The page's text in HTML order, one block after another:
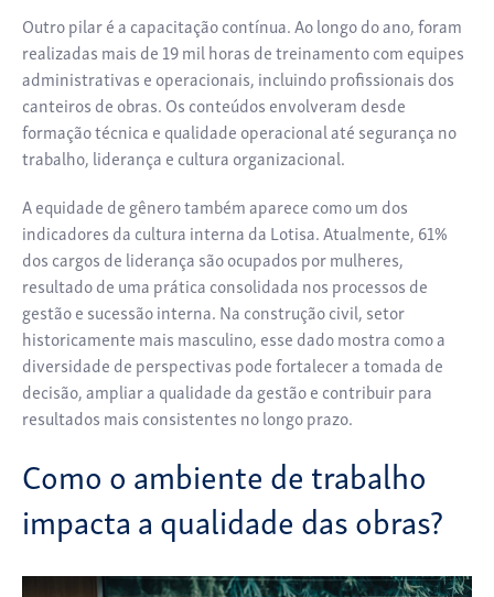
Outro pilar é a capacitação contínua. Ao longo do ano, foram
realizadas mais de 19 mil horas de treinamento com equipes
administrativas e operacionais, incluindo profissionais dos
canteiros de obras. Os conteúdos envolveram desde
formação técnica e qualidade operacional até segurança no
trabalho, liderança e cultura organizacional.
A equidade de gênero também aparece como um dos
indicadores da cultura interna da Lotisa. Atualmente, 61%
dos cargos de liderança são ocupados por mulheres,
resultado de uma prática consolidada nos processos de
gestão e sucessão interna. Na construção civil, setor
historicamente mais masculino, esse dado mostra como a
diversidade de perspectivas pode fortalecer a tomada de
decisão, ampliar a qualidade da gestão e contribuir para
resultados mais consistentes no longo prazo.
Como o ambiente de trabalho
impacta a qualidade das obras?